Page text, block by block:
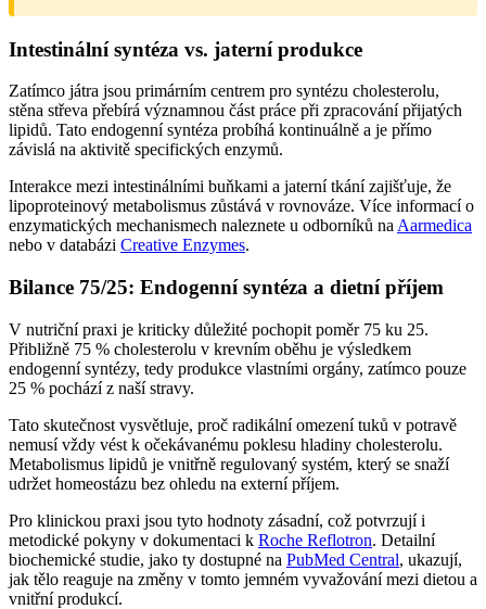
Intestinální syntéza vs. jaterní produkce
Zatímco játra jsou primárním centrem pro syntézu cholesterolu,
stěna střeva přebírá významnou část práce při zpracování přijatých
lipidů. Tato endogenní syntéza probíhá kontinuálně a je přímo
závislá na aktivitě specifických enzymů.
Interakce mezi intestinálními buňkami a jaterní tkání zajišťuje, že
lipoproteinový metabolismus zůstává v rovnováze. Více informací o
enzymatických mechanismech naleznete u odborníků naAarmedica
nebo v databázi Creative Enzymes.
Bilance 75/25: Endogenní syntéza a dietní příjem
V nutriční praxi je kriticky důležité pochopit poměr 75 ku 25.
Přibližně 75 % cholesterolu v krevním oběhu je výsledkem
endogenní syntézy, tedy produkce vlastními orgány, zatímco pouze
25 % pochází z naší stravy.
Tato skutečnost vysvětluje, proč radikální omezení tuků v potravě
nemusí vždy vést k očekávanému poklesu hladiny cholesterolu.
Metabolismus lipidů je vnitřně regulovaný systém, který se snaží
udržet homeostázu bez ohledu na externí příjem.
Pro klinickou praxi jsou tyto hodnoty zásadní, což potvrzují i
metodické pokyny v dokumentaci k Roche Reflotron. Detailní
biochemické studie, jako ty dostupné na PubMed Central, ukazují,
jak tělo reaguje na změny v tomto jemném vyvažování mezi dietou a
vnitřní produkcí.